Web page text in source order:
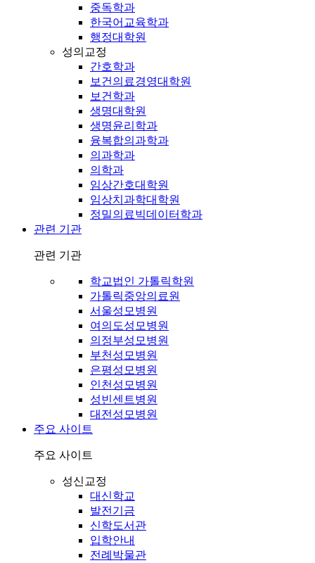
중독학과
한국어교육학과
행정대학원
성의교정
간호학과
보건의료경영대학원
보건학과
생명대학원
생명윤리학과
융복합의과학과
의과학과
의학과
임상간호대학원
임상치과학대학원
정밀의료빅데이터학과
관련 기관
관련 기관
학교법인 가톨릭학원
가톨릭중앙의료원
서울성모병원
여의도성모병원
의정부성모병원
부천성모병원
은평성모병원
인천성모병원
성빈센트병원
대전성모병원
주요 사이트
주요 사이트
성신교정
대신학교
발전기금
신학도서관
입학안내
전례박물관